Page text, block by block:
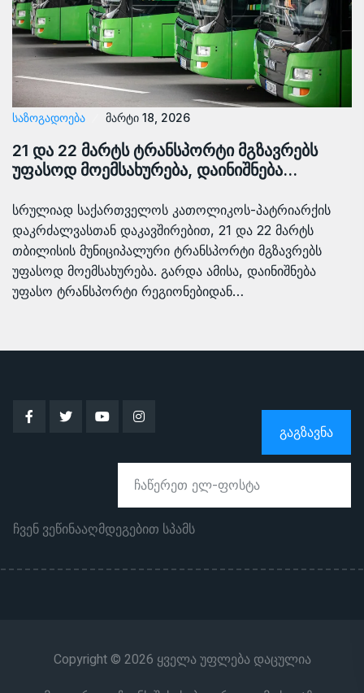
ᲡᲐᲖᲝᲒᲐᲓᲝᲔᲑᲐ მარტი 18, 2026
21 და 22 მარტს ტრანსპორტი მგზავრებს
უფასოდ მოემსახურება, დაინიშნება…
სრულიად საქართველოს კათოლიკოს-პატრიარქის
დაკრძალვასთან დაკავშირებით, 21 და 22 მარტს
თბილისის მუნიციპალური ტრანსპორტი მგზავრებს
უფასოდ მოემსახურება. გარდა ამისა, დაინიშნება
უფასო ტრანსპორტი რეგიონებიდან…
ᲒᲐᲒᲖᲐᲕᲜᲐ
ჩვენ ვეწინააღმდეგებით სპამს
Copyright © 2026 ყველა უფლება დაცულია